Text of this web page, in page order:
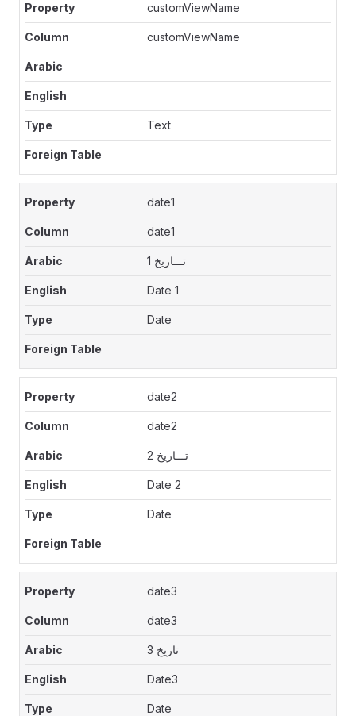
customViewName
customViewName
Text
date1
date1
تـــاريخ 1
Date 1
Date
date2
date2
تـــاريخ 2
Date 2
Date
date3
date3
تاريخ 3
Date3
Date